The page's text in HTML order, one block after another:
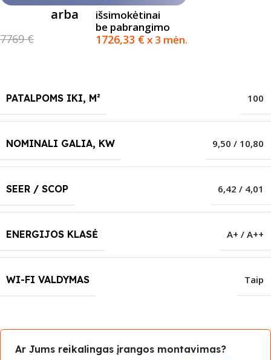
7769 €
arba
išsimokėtinai
be pabrangimo
1726,33 €x 3 mėn.
PATALPOMS IKI, M² 100
NOMINALI GALIA, KW 9,50 / 10,80
SEER / SCOP 6,42 / 4,01
ENERGIJOS KLASĖ A+ / A++
WI-FI VALDYMAS Taip
Ar Jums reikalingas įrangos montavimas?